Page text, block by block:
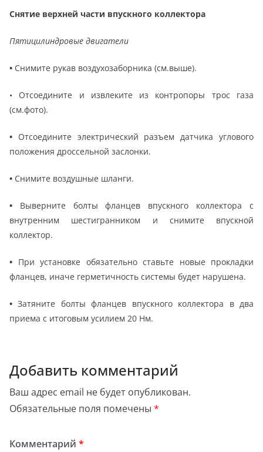
Снятие верхней части впускного коллектора
Пятицилиндровые двигатели
• Снимите рукав воздухозаборника (см.выше).
•
Отсоедините и извлеките из контропоры трос газа
(см.фото).
• Отсоедините электрический разъем датчика углового
положения дроссельной заслонки.
• Снимите воздушные шланги.
• Выверните болты фланцев впускного коллектора с
внутренним шестигранником и снимите впускной
коллектор.
• При установке обязательно ставьте новые прокладки
фланцев, иначе герметичность системы будет нарушена.
• Затяните болты фланцев впускного коллектора в два
приема с итоговым усилием 20 Нм.
Добавить комментарий
Ваш адрес email не будет опубликован.
Обязательные поля помечены *
Комментарий *